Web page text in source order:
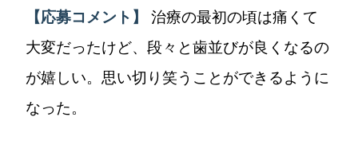
【応募コメント】
治療の最初の頃は痛くて
大変だったけど、段々と歯並びが良くなるの
が嬉しい。思い切り笑うことができるように
なった。